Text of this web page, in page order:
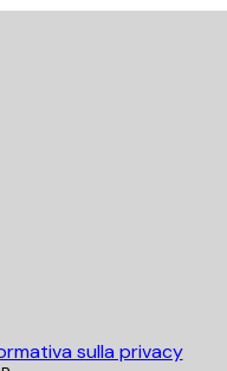
sulla privacy